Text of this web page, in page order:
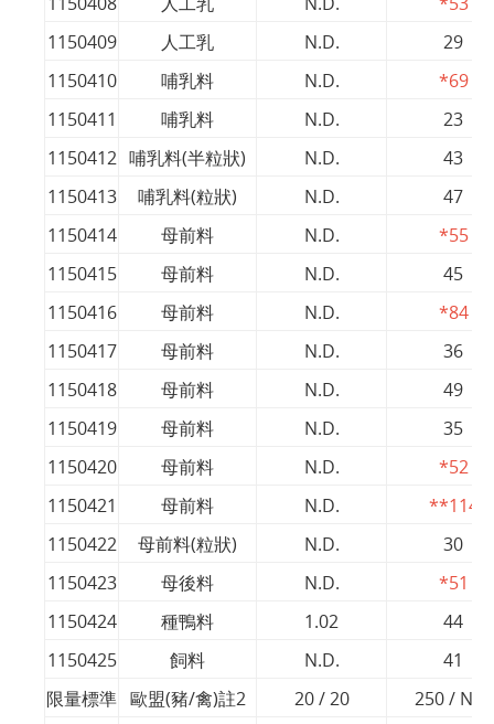
1150409
人工乳 N.D.
29
1150410
哺乳料 N.D.
*69
1150411
哺乳料 N.D.
23
1150412 哺乳料(半粒狀) N.D.
43
1150413
哺乳料(粒狀) N.D.
47
1150414
母前料 N.D.
*55
1150415
母前料 N.D.
45
1150416
母前料 N.D.
*84
1150417
母前料 N.D.
36
1150418
母前料 N.D.
49
1150419
母前料 N.D.
35
1150420
母前料 N.D.
*52
1150421
母前料 N.D.
**114
1150422
母前料(粒狀) N.D.
30
1150423
母後料 N.D.
*51
1150424
種鴨料 1.02
44
1150425
飼料 N.D.
41
限量標準 歐盟(豬/禽)註2 20 / 20
250 / N.R.